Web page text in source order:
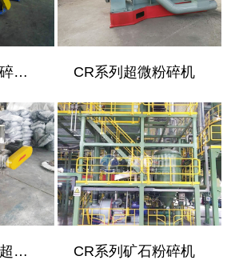
CR系列超细粉碎设备 CR系列超微粉碎机
CR系列工业用超微粉碎机 CR系列矿石粉碎机